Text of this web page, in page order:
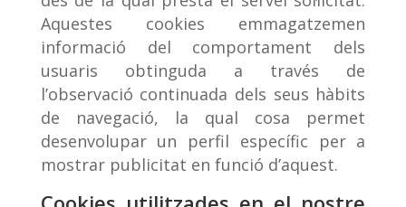
Aquestes cookies emmagatzemen
informació del comportament dels
usuaris obtinguda a través de
l’observació continuada dels seus hàbits
de navegació, la qual cosa permet
desenvolupar un perfil específic per a
mostrar publicitat en funció d’aquest.